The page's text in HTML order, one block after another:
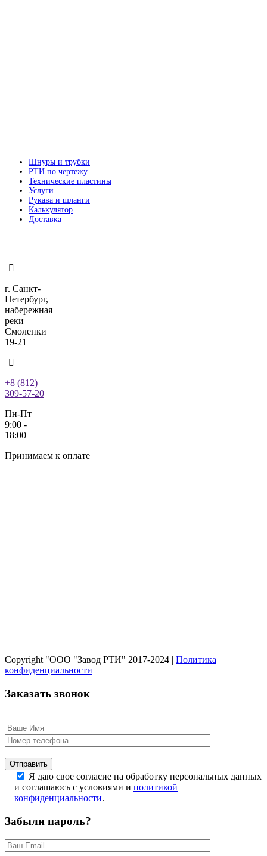
Шнуры и трубки
РТИ по чертежу
Технические пластины
Услуги
Рукава и шланги
Калькулятор
Доставка
г. Санкт-
Петербург,
набережная
реки
Смоленки
19-21
+8 (812)
309-57-20
Пн-Пт
9:00 -
18:00
Принимаем к оплате
Copyright "ООО "Завод РТИ" 2017-2024 | Политика
конфиденциальности
Заказать звонок
Я даю свое согласие на обработку персональных данных
и соглашаюсь с условиями и политикой
конфиденциальности.
Забыли пароль?